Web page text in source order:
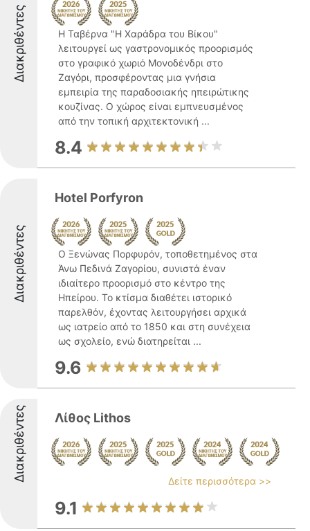
Διακριθέντες
Η Ταβέρνα "Η Χαράδρα του Βίκου"
λειτουργεί ως γαστρονομικός προορισμός
στο γραφικό χωριό Μονοδένδρι στο
Ζαγόρι, προσφέροντας μια γνήσια
εμπειρία της παραδοσιακής ηπειρώτικης
κουζίνας. Ο χώρος είναι εμπνευσμένος
από την τοπική αρχιτεκτονική ...
8.4
Διακριθέντες
Hotel Porfyron
Ο Ξενώνας Πορφυρόν, τοποθετημένος στα
Άνω Πεδινά Ζαγορίου, συνιστά έναν
ιδιαίτερο προορισμό στο κέντρο της
Ηπείρου. Το κτίσμα διαθέτει ιστορικό
παρελθόν, έχοντας λειτουργήσει αρχικά
ως ιατρείο από το 1850 και στη συνέχεια
ως σχολείο, ενώ διατηρείται ...
9.6
Διακριθέντες Λίθος Lithos
Δείτε περισσότερα >>
9.1